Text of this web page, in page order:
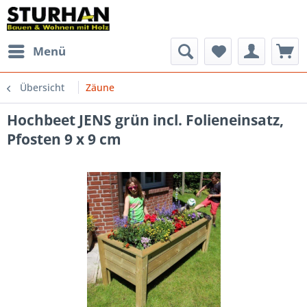
Menü
Übersicht Zäune
Hochbeet JENS grün incl. Folieneinsatz,
Pfosten 9 x 9 cm